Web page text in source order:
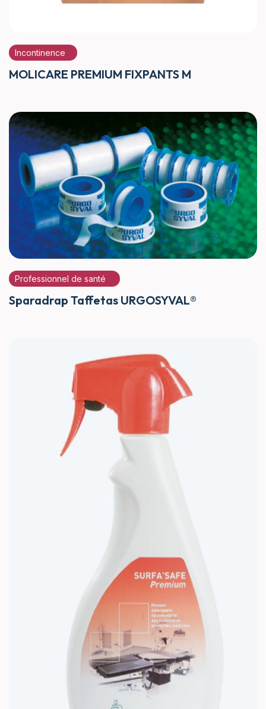
Incontinence
MOLICARE PREMIUM FIXPANTS M
Professionnel de santé
Sparadrap Taffetas URGOSYVAL®